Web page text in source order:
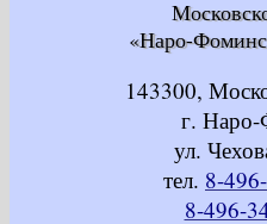
«Наро-
143300,
г.
ул.
тел. 8-
8-496-